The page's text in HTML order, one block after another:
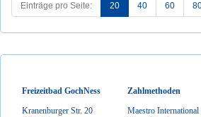
Einträge pro Seite: 20 40 60
Freizeitbad GochNess
Kranenburger Str. 20
Zahlmethoden
Maestro International